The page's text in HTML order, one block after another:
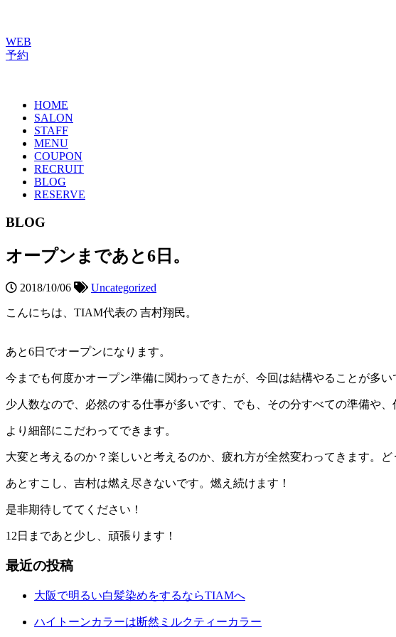
WEB
予約
HOME
SALON
STAFF
MENU
COUPON
RECRUIT
BLOG
RESERVE
BLOG
オープンまであと6日。
2018/10/06 Uncategorized
こんにちは、TIAM代表の 吉村翔民。
あと6日でオープンになります。
今までも何度かオープン準備に関わってきたが、今回は結構やることが多い
少人数なので、必然のする仕事が多いです、でも、その分すべての準備や、
より細部にこだわってできます。
大変と考えるのか？楽しいと考えるのか、疲れ方が全然変わってきます。ど
あとすこし、吉村は燃え尽きないです。燃え続けます！
是非期待しててください！
12日まであと少し、頑張ります！
最近の投稿
大阪で明るい白髪染めをするならTIAMへ
ハイトーンカラーは断然ミルクティーカラー